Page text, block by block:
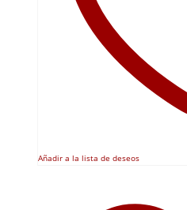
Añadir a la lista de deseos